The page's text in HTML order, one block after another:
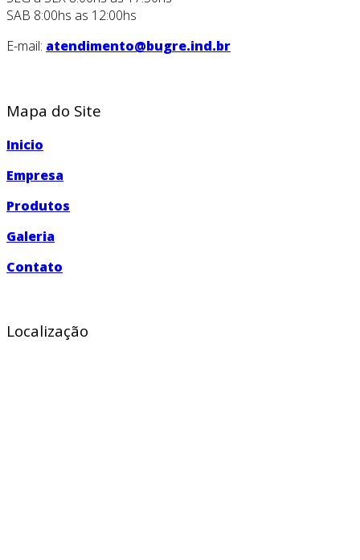
SAB 8:00hs as 12:00hs
E-mail: atendimento@bugre.ind.br
Mapa do Site
Inicio
Empresa
Produtos
Galeria
Contato
Localização